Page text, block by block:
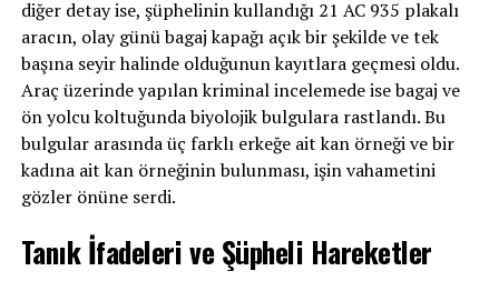
diğer detay ise, şüphelinin kullandığı 21 AC 935 plakalı
aracın, olay günü bagaj kapağı açık bir şekilde ve tek
başına seyir halinde olduğunun kayıtlara geçmesi oldu.
Araç üzerinde yapılan kriminal incelemede ise bagaj ve
ön yolcu koltuğunda biyolojik bulgulara rastlandı. Bu
bulgular arasında üç farklı erkeğe ait kan örneği ve bir
kadına ait kan örneğinin bulunması, işin vahametini
gözler önüne serdi.
Tanık İfadeleri ve Şüpheli Hareketler